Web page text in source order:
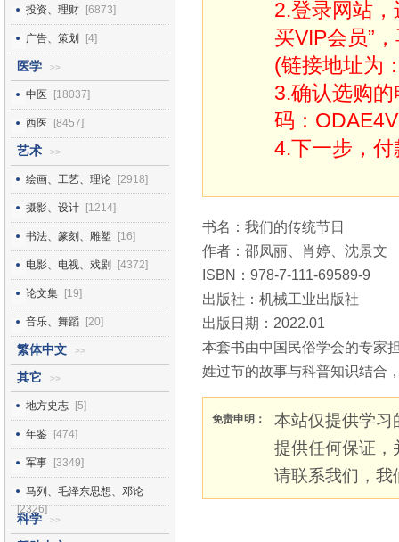
投资、理财 [6873]
广告、策划 [4]
医学 >>
中医 [18037]
西医 [8457]
艺术 >>
绘画、工艺、理论 [2918]
摄影、设计 [1214]
书法、篆刻、雕塑 [16]
电影、电视、戏剧 [4372]
论文集 [19]
音乐、舞蹈 [20]
繁体中文 >>
其它 >>
地方史志 [5]
年鉴 [474]
军事 [3349]
马列、毛泽东思想、邓论
[2326]
科学 >>
2.登录网站，
买VIP会员”
(链接地址为
3.确认选购
码：
4.下一步，
书名：我们的传统节日
作者：邵凤丽、肖婷、沈景文
ISBN：978-7-111-69589-9
出版社：机械工业出版社
出版日期：2022.01
本套书由中国民俗学会的专家
姓过节的故事与科普知识结合
免责申明：
本站仅提供学习
提供任何保证，
请联系我们，我